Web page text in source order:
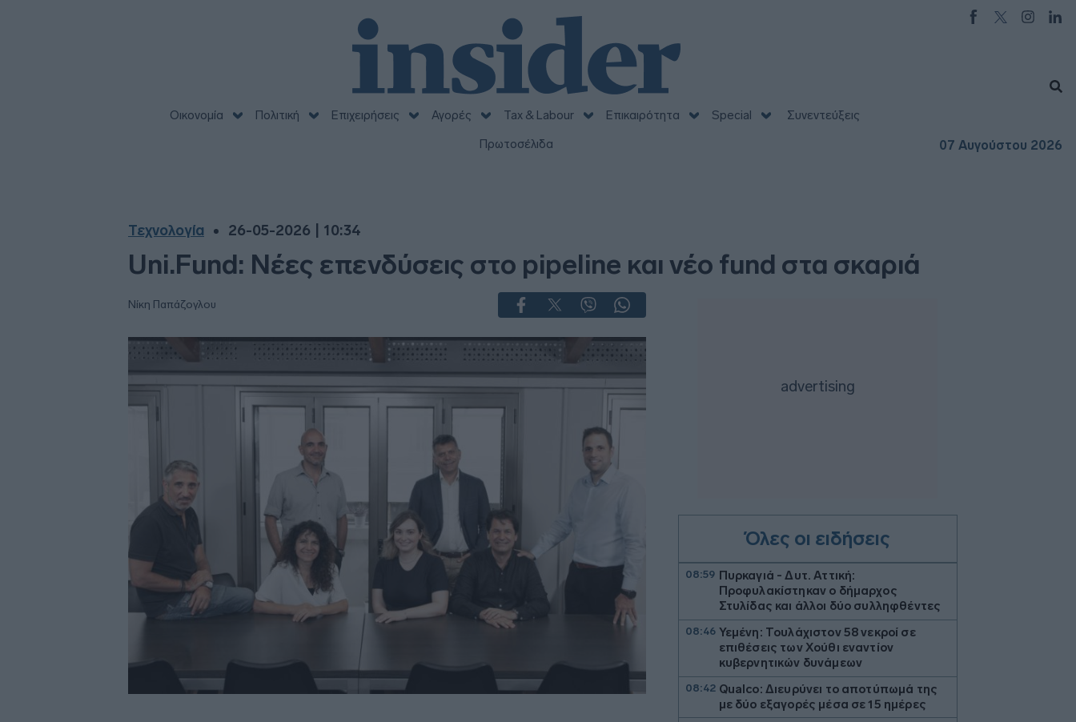
Οικονομία Πολιτική Επιχειρήσεις Αγορές Tax & Labour Επικαιρότητα Special
Συνεντεύξεις
Πρωτοσέλιδα
07 Αυγούστου 2026
Τεχνολογία 26-05-2026 | 10:34
Uni.Fund: Νέες επενδύσεις στο pipeline και νέο fund στα σκαριά
Νίκη Παπάζογλου
Όλες οι ειδήσεις
08:59 Πυρκαγιά - Δυτ. Αττική:
Προφυλακίστηκαν ο δήμαρχος
Στυλίδας και άλλοι δύο συλληφθέντες
08:46 Υεμένη: Τουλάχιστον 58 νεκροί σε
επιθέσεις των Χούθι εναντίον
κυβερνητικών δυνάμεων
08:42 Qualco: Διευρύνει το αποτύπωμά της
με δύο εξαγορές μέσα σε 15 ημέρες